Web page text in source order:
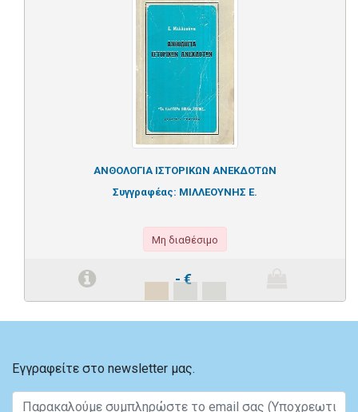
ΑΝΘΟΛΟΓΙΑ ΙΣΤΟΡΙΚΩΝ ΑΝΕΚΔΟΤΩΝ
Συγγραφέας: ΜΙΛΛΕΟΥΝΗΣ Ε.
Μη διαθέσιμο
- €
Εγγραφείτε στο newsletter μας.